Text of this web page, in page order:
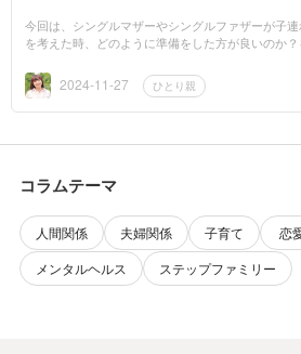
今回は、シングルマザーやシングルファザーが子
を考えた時、どのように準備をした方が良いのか？
2024-11-27 ひとり親
コラムテーマ
人間関係 夫婦関係 子育て 恋
メンタルヘルス
ステップファミリー